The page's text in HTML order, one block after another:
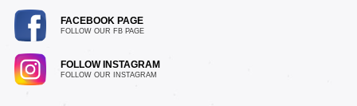
FACEBOOK PAGE
FOLLOW OUR FB PAGE
FOLLOW INSTAGRAM
FOLLOW OUR INSTAGRAM